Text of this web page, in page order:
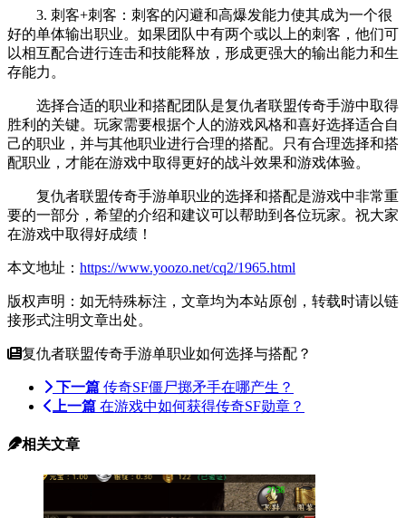
3. 刺客+刺客：刺客的闪避和高爆发能力使其成为一个很
好的单体输出职业。如果团队中有两个或以上的刺客，他们可
以相互配合进行连击和技能释放，形成更强大的输出能力和生
存能力。
选择合适的职业和搭配团队是复仇者联盟传奇手游中取得
胜利的关键。玩家需要根据个人的游戏风格和喜好选择适合自
己的职业，并与其他职业进行合理的搭配。只有合理选择和搭
配职业，才能在游戏中取得更好的战斗效果和游戏体验。
复仇者联盟传奇手游单职业的选择和搭配是游戏中非常重
要的一部分，希望的介绍和建议可以帮助到各位玩家。祝大家
在游戏中取得好成绩！
本文地址： https://www.yoozo.net/cq2/1965.html
版权声明：如无特殊标注，文章均为本站原创，转载时请以链
接形式注明文章出处。
复仇者联盟传奇手游单职业如何选择与搭配？
下一篇 传奇SF僵尸掷矛手在哪产生？
上一篇 在游戏中如何获得传奇SF勋章？
相关文章